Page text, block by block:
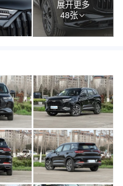
展开更多
48张